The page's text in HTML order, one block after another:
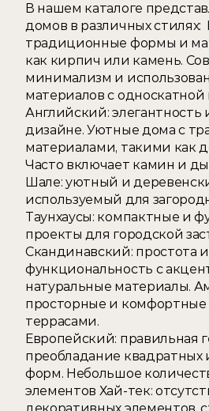
В нашем каталоге
домов в различных стилях:
традиционные формы и
как кирпич или камень.
минимализм и
материалов с
Английский: элегантность
дизайне. Уютные дома с
материалами, такими как
Часто включает камин и
Шале: уютный и
используемый для
Таунхаусы: компактные и
проекты для городской
Скандинавский: простота и
функциональность с
натуральные материалы.
просторные и
террасами.
Европейский: правильная
преобладание квадратных
форм. Небольшое
элементов Хай-тек: